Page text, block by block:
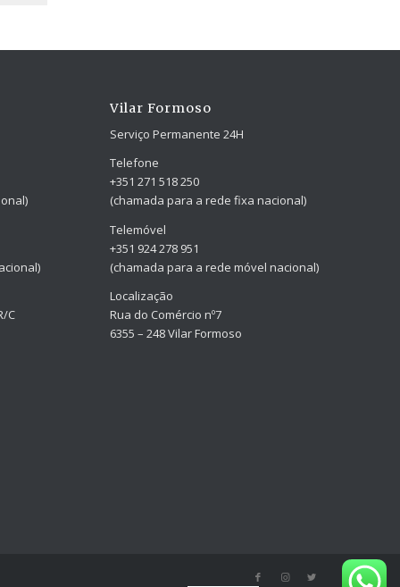
C
Vilar Formoso
Serviço Permanente 24H
Telefone
+351 271 518 250
(chamada para a rede fixa nacional)
Telemóvel
+351 924 278 951
(chamada para a rede móvel nacional)
Localização
Rua do Comércio nº7
6355 – 248 Vilar Formoso